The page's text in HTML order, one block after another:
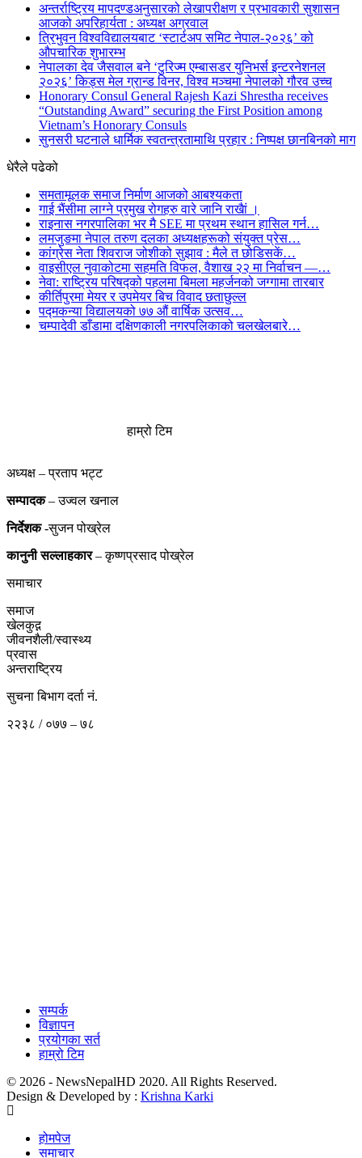
अन्तर्राष्ट्रिय मापदण्डअनुसारको लेखापरीक्षण र प्रभावकारी सुशासन
आजको अपरिहार्यता : अध्यक्ष अग्रवाल
त्रिभुवन विश्वविद्यालयबाट ‘स्टार्टअप समिट नेपाल-२०२६’ को
औपचारिक शुभारम्भ
नेपालका देव जैसवाल बने ‘टुरिज्म एम्बासडर युनिभर्स इन्टरनेशनल
२०२६’ किड्स मेल ग्रान्ड विनर, विश्व मञ्चमा नेपालको गौरव उच्च
Honorary Consul General Rajesh Kazi Shrestha receives
“Outstanding Award” securing the First Position among
Vietnam’s Honorary Consuls
सुनसरी घटनाले धार्मिक स्वतन्त्रतामाथि प्रहार : निष्पक्ष छानबिनको माग
धेरैले पढेको
समतामूलक समाज निर्माण आजको आबश्यकता
गाई भैंसीमा लाग्ने प्रमुख रोगहरु वारे जानि राखैां ।
राइनास नगरपालिका भर मै SEE मा प्रथम स्थान हासिल गर्न…
लमजुङमा नेपाल तरुण दलका अध्यक्षहरूको संयुक्त प्रेस…
कांग्रेस नेता शिवराज जोशीको सुझाव : मैले त छोडिसकें…
वाइसीएल नुवाकोटमा सहमति विफल, वैशाख २२ मा निर्वाचन —…
नेवा: राष्ट्रिय परिषद्को पहलमा बिमला महर्जनको जग्गामा तारबार
कीर्तिपुरमा मेयर र उपमेयर बिच विवाद छताछुल्ल
पद्मकन्या विद्यालयको ७७ औं ‌‌वार्षिक ‌उत्सव…
चम्पादेवी डाँडामा दक्षिणकाली नगरपलिकाको चलखेलबारे…
हाम्रो टिम
अध्यक्ष – प्रताप भट्ट
सम्पादक– उज्वल खनाल
निर्देशक-सुजन पोख्रेल
कानुनी सल्लाहकार– कृष्णप्रसाद पोख्रेल
समाचार
समाज
खेलकुद़़
जीवनशैली/स्वास्थ्य
प्रवास
अन्तराष्ट्रिय
सुचना बिभाग दर्ता नं.
२२३८ / ०७७ – ७८
सम्पर्क
विज्ञापन
प्रयोगका सर्त
हाम्रो टिम
© 2026 - NewsNepalHD 2020. All Rights Reserved.
Design & Developed by : Krishna Karki
होमपेज
समाचार